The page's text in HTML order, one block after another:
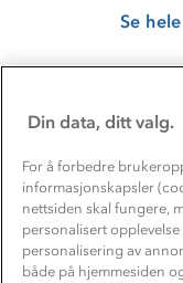
Se
OM OSS
TIPS OG RÅD
Vask og
EL-retur
Store størrelser
Turmat oppskrifter
Beredskap
Få turinspirasjon
Storms turtips🐿️
Leirskole 🥾
Barnehageansatt
Tips til hyttetur
Din data, ditt valg.
For å forbedre
informasjonskapsler
nettsiden skal fungere,
personalisert
personalisering av
både på hjemmesiden